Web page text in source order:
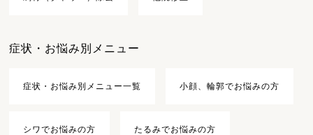
症状・お悩み別メニュー
症状・お悩み別メニュー一覧 小顔、輪郭でお悩みの方
シワでお悩みの方 たるみでお悩みの方